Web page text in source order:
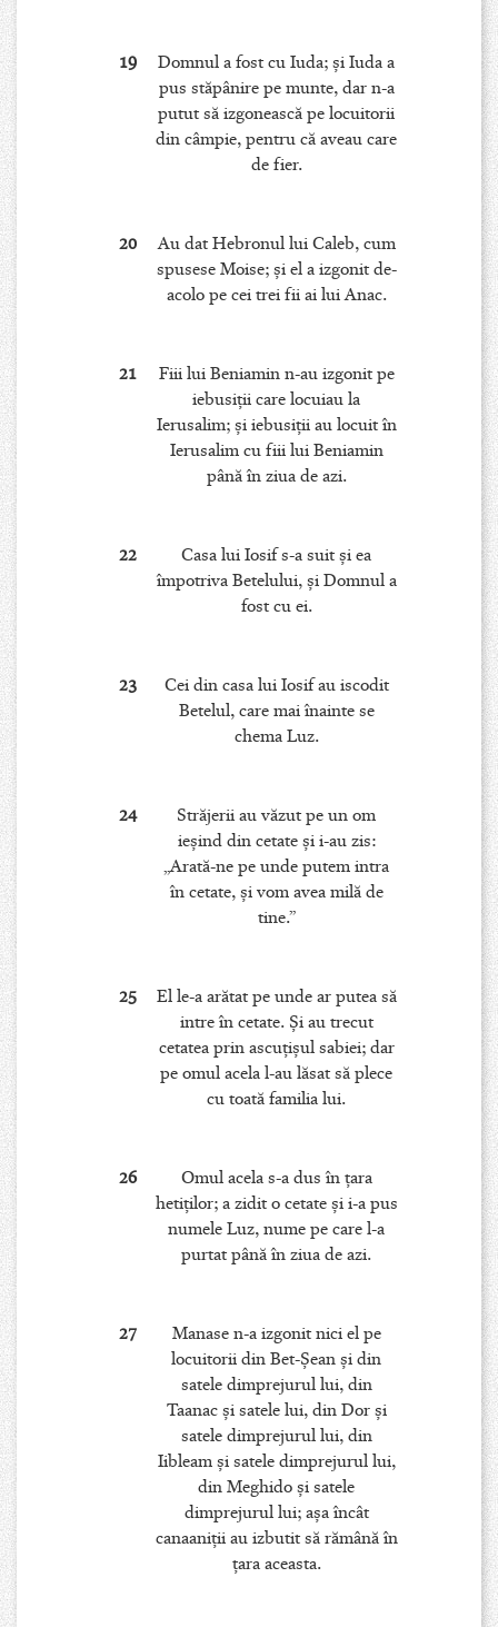
19
Domnul a fost cu Iuda; şi Iuda a
pus stăpânire pe munte, dar n-a
putut să izgonească pe locuitorii
din câmpie, pentru că aveau care
de fier.
20
Au dat Hebronul lui Caleb, cum
spusese Moise; şi el a izgonit de-
acolo pe cei trei fii ai lui Anac.
21
Fiii lui Beniamin n-au izgonit pe
iebusiţii care locuiau la
Ierusalim; şi iebusiţii au locuit în
Ierusalim cu fiii lui Beniamin
până în ziua de azi.
22
Casa lui Iosif s-a suit şi ea
împotriva Betelului, şi Domnul a
fost cu ei.
23
Cei din casa lui Iosif au iscodit
Betelul, care mai înainte se
chema Luz.
24
Străjerii au văzut pe un om
ieşind din cetate şi i-au zis:
„Arată-ne pe unde putem intra
în cetate, şi vom avea milă de
tine.”
25
El le-a arătat pe unde ar putea să
intre în cetate. Şi au trecut
cetatea prin ascuţişul sabiei; dar
pe omul acela l-au lăsat să plece
cu toată familia lui.
26
Omul acela s-a dus în ţara
hetiţilor; a zidit o cetate şi i-a pus
numele Luz, nume pe care l-a
purtat până în ziua de azi.
27
Manase n-a izgonit nici el pe
locuitorii din Bet-Şean şi din
satele dimprejurul lui, din
Taanac şi satele lui, din Dor şi
satele dimprejurul lui, din
Iibleam şi satele dimprejurul lui,
din Meghido şi satele
dimprejurul lui; aşa încât
canaaniţii au izbutit să rămână în
ţara aceasta.